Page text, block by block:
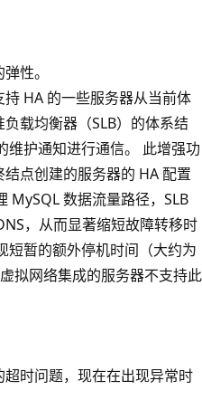
性。
HA 的一些服务器从当前体
载均衡器（SLB）的体系结
维护通知进行通信。 此增强功
点创建的服务器的 HA 配置
MySQL 数据流量路径，SLB
，从而显著缩短故障转移时
短暂的额外停机时间（大约为
拟网络集成的服务器不支持此
时问题，现在在出现异常时